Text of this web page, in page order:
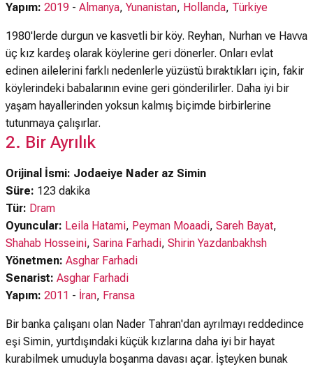
Yapım: 2019 - Almanya, Yunanistan, Hollanda, Türkiye
1980'lerde durgun ve kasvetli bir köy. Reyhan, Nurhan ve Havva
üç kız kardeş olarak köylerine geri dönerler. Onları evlat
edinen ailelerini farklı nedenlerle yüzüstü bıraktıkları için, fakir
köylerindeki babalarının evine geri gönderilirler. Daha iyi bir
yaşam hayallerinden yoksun kalmış biçimde birbirlerine
tutunmaya çalışırlar.
2. Bir Ayrılık
Orijinal İsmi: Jodaeiye Nader az Simin
Süre: 123 dakika
Tür: Dram
Oyuncular: Leila Hatami, Peyman Moaadi, Sareh Bayat,
Shahab Hosseini, Sarina Farhadi, Shirin Yazdanbakhsh
Yönetmen: Asghar Farhadi
Senarist: Asghar Farhadi
Yapım: 2011 - İran, Fransa
Bir banka çalışanı olan Nader Tahran'dan ayrılmayı reddedince
eşi Simin, yurtdışındaki küçük kızlarına daha iyi bir hayat
kurabilmek umuduyla boşanma davası açar. İşteyken bunak